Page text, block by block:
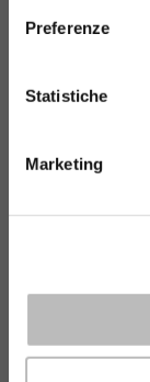
Preferenze
Statistiche
Marketing